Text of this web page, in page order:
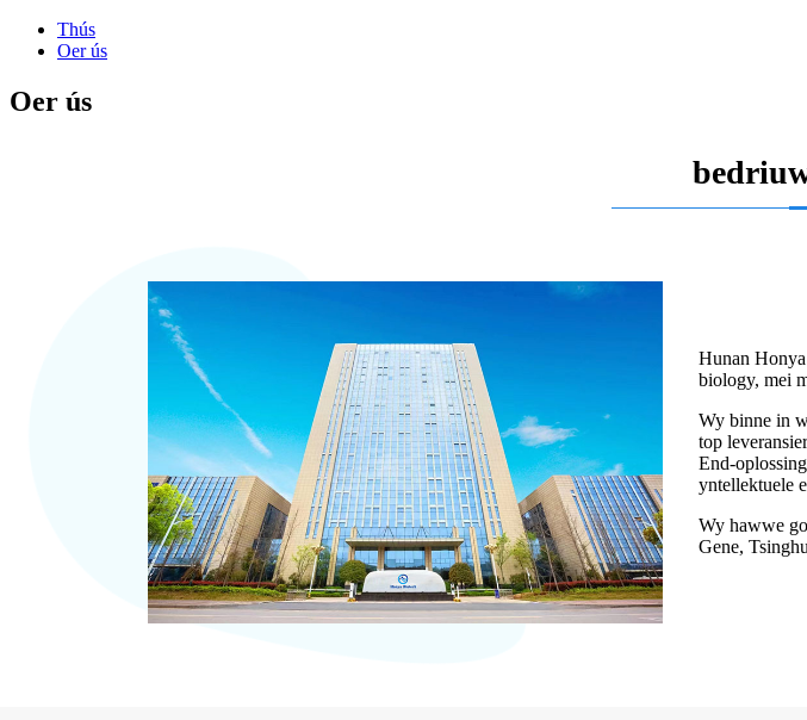
Thús
Oer ús
Oer ús
Hunan
biology, mei
Wy binne in
top
End-
yntellektuele
Wy hawwe
Gene,